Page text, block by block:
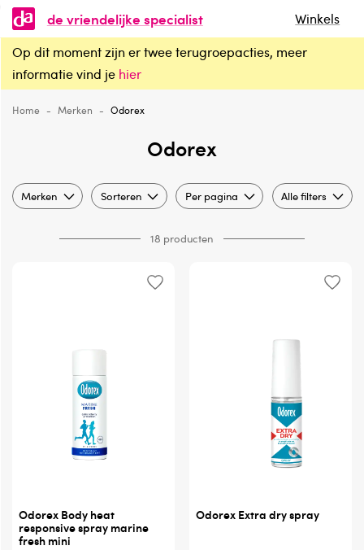
de vriendelijke specialist
Winkels
Op dit moment zijn er twee terugroepacties, meer
informatie vind je hier
Home - Merken - Odorex
Odorex
Merken Sorteren Per pagina Alle filters
18 producten
Odorex Body heat
responsive spray marine
fresh mini
Odorex Extra dry spray